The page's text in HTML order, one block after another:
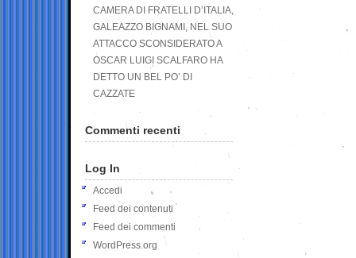
CAMERA DI FRATELLI D’ITALIA,
GALEAZZO BIGNAMI, NEL SUO
ATTACCO SCONSIDERATO A
OSCAR LUIGI SCALFARO HA
DETTO UN BEL PO’ DI
CAZZATE
Commenti recenti
Log In
Accedi
Feed dei contenuti
Feed dei commenti
WordPress.org